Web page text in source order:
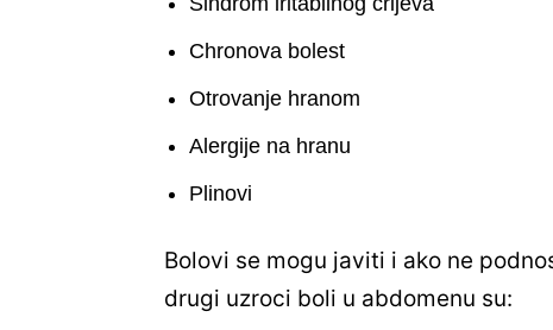
Chronova bolest
Otrovanje hranom
Alergije na hranu
Plinovi
Bolovi se mogu javiti i ako ne
drugi uzroci boli u abdomenu su: